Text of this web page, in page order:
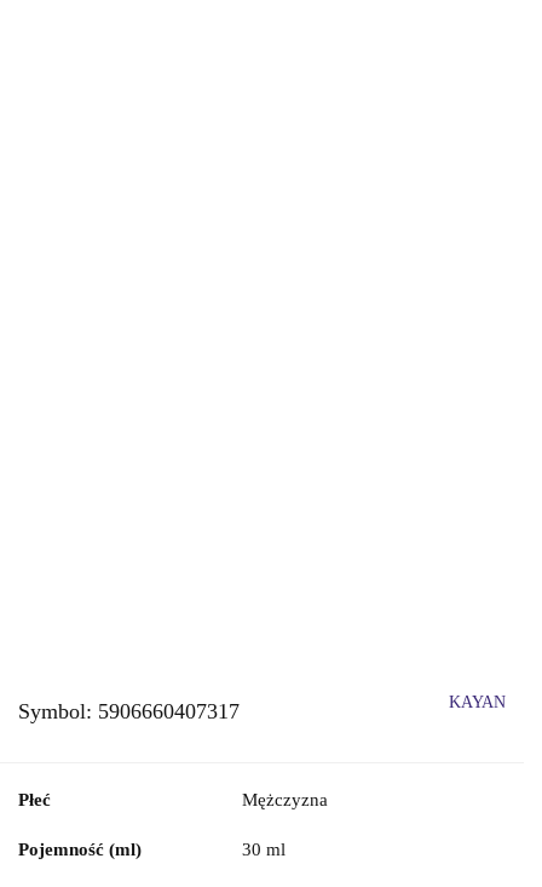
Symbol: 5906660407317 KAYAN
Płeć Mężczyzna
Pojemność (ml) 30 ml